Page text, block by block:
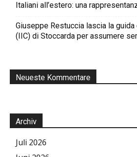
Italiani all’estero: una
Giuseppe Restuccia lascia la
(IIC) di Stoccarda per assumere
Neueste Kommentare
Archiv
Juli 2026